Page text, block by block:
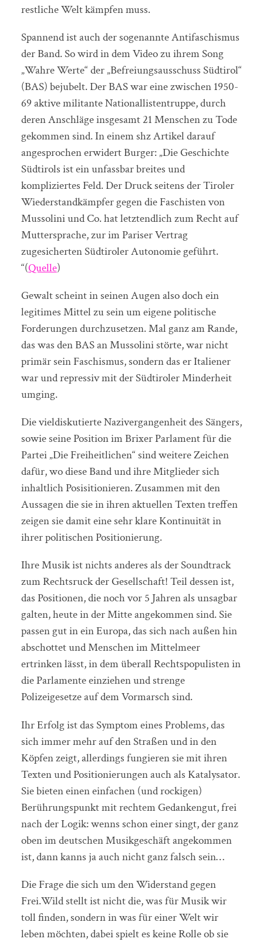
restliche Welt kämpfen muss.
Spannend ist auch der sogenannte Antifaschismus
der Band. So wird in dem Video zu ihrem Song
„Wahre Werte“ der „Befreiungsausschuss Südtirol“
(BAS) bejubelt. Der BAS war eine zwischen 1950-
69 aktive militante Nationallistentruppe, durch
deren Anschläge insgesamt 21 Menschen zu Tode
gekommen sind. In einem shz Artikel darauf
angesprochen erwidert Burger: „Die Geschichte
Südtirols ist ein unfassbar breites und
kompliziertes Feld. Der Druck seitens der Tiroler
Wiederstandkämpfer gegen die Faschisten von
Mussolini und Co. hat letztendlich zum Recht auf
Muttersprache, zur im Pariser Vertrag
zugesicherten Südtiroler Autonomie geführt.
“(Quelle)
Gewalt scheint in seinen Augen also doch ein
legitimes Mittel zu sein um eigene politische
Forderungen durchzusetzen. Mal ganz am Rande,
das was den BAS an Mussolini störte, war nicht
primär sein Faschismus, sondern das er Italiener
war und repressiv mit der Südtiroler Minderheit
umging.
Die vieldiskutierte Nazivergangenheit des Sängers,
sowie seine Position im Brixer Parlament für die
Partei „Die Freiheitlichen“ sind weitere Zeichen
dafür, wo diese Band und ihre Mitglieder sich
inhaltlich Posisitionieren. Zusammen mit den
Aussagen die sie in ihren aktuellen Texten treffen
zeigen sie damit eine sehr klare Kontinuität in
ihrer politischen Positionierung.
Ihre Musik ist nichts anderes als der Soundtrack
zum Rechtsruck der Gesellschaft! Teil dessen ist,
das Positionen, die noch vor 5 Jahren als unsagbar
galten, heute in der Mitte angekommen sind. Sie
passen gut in ein Europa, das sich nach außen hin
abschottet und Menschen im Mittelmeer
ertrinken lässt, in dem überall Rechtspopulisten in
die Parlamente einziehen und strenge
Polizeigesetze auf dem Vormarsch sind.
Ihr Erfolg ist das Symptom eines Problems, das
sich immer mehr auf den Straßen und in den
Köpfen zeigt, allerdings fungieren sie mit ihren
Texten und Positionierungen auch als Katalysator.
Sie bieten einen einfachen (und rockigen)
Berührungspunkt mit rechtem Gedankengut, frei
nach der Logik: wenns schon einer singt, der ganz
oben im deutschen Musikgeschäft angekommen
ist, dann kanns ja auch nicht ganz falsch sein…
Die Frage die sich um den Widerstand gegen
Frei.Wild stellt ist nicht die, was für Musik wir
toll finden, sondern in was für einer Welt wir
leben möchten, dabei spielt es keine Rolle ob sie